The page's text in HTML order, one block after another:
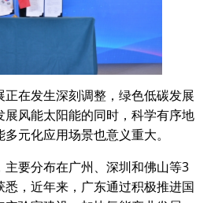
在发生深刻调整，绿色低碳发展
风能太阳能的同时，科学有序地
元化应用场景也意义重大。
要分布在广州、深圳和佛山等3
，近年来，广东通过积极推进国